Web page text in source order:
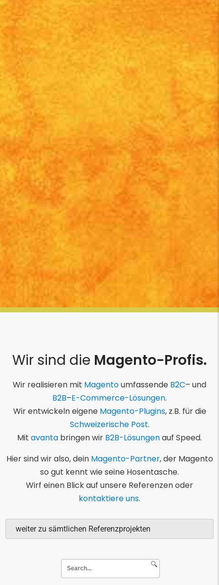
Wir sind die Magento-Profis.
Wir realisieren mit Magentoumfassende B2C– und
B2B–E-Commerce-Lösungen.
Wir entwickeln eigene Magento-Plugins, z.B. für die
Schweizerische Post.
Mit avanta bringen wir B2B-Lösungenauf Speed.
Hier sind wir also, dein Magento-Partner, der Magento
so gut kennt wie seine Hosentasche.
Wirf einen Blick auf unsere Referenzen oder
kontaktiere uns.
weiter zu sämtlichen Referenzprojekten
🔍